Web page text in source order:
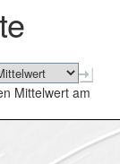
Mittelwert am